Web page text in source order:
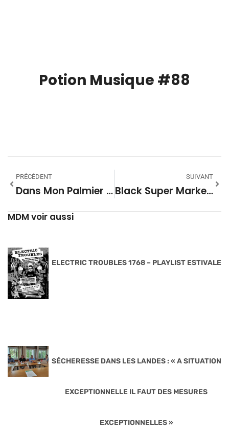
Potion Musique #88
PRÉCÉDENT
Dans Mon Palmier #22 – Saison 09
SUIVANT
Black Super Market #22 – Saison 28
MDM voir aussi
ELECTRIC TROUBLES 1768 – PLAYLIST ESTIVALE
SÉCHERESSE DANS LES LANDES : « A SITUATION
EXCEPTIONNELLE IL FAUT DES MESURES
EXCEPTIONNELLES »